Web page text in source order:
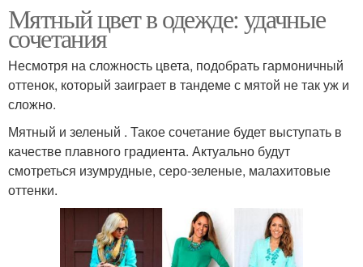
Мятный цвет в одежде: удачные
сочетания
Несмотря на сложность цвета, подобрать гармоничный
оттенок, который заиграет в тандеме с мятой не так уж и
сложно.
Мятный и зеленый . Такое сочетание будет выступать в
качестве плавного градиента. Актуально будут
смотреться изумрудные, серо-зеленые, малахитовые
оттенки.